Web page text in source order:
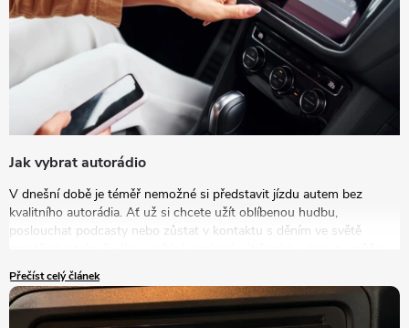
Jak vybrat autorádio
V dnešní době je téměř nemožné si představit jízdu autem bez
kvalitního autorádia. Ať už si chcete užít oblíbenou hudbu,
poslouchat podcasty nebo zůstat v kontaktu s děním ve světě
výrazně zlepšit vaše zážitky na cestách. V tomto článku se podrobně
podíváme na to, jak vybrat autorádio, které bude nejlépe vyhovovat
vašim potřebám a představám.
Přečíst celý článek